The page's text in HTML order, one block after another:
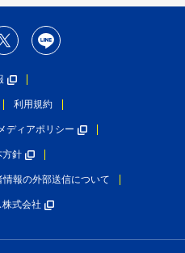
利用規約
ディアポリシー
方針
情報の外部送信について
式会社